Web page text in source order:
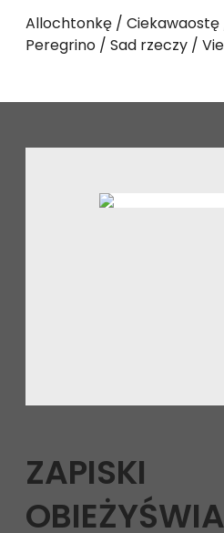
Allochtonkę Ciekawaostę
Peregrino
Sad rzeczy
ZAPISKI